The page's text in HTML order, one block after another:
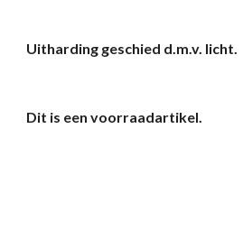
Uitharding geschied d.m.v. licht.
Dit is een voorraadartikel.